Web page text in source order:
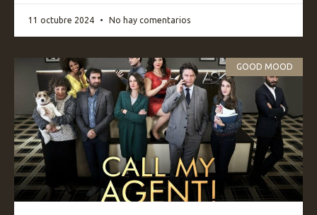
11 octubre 2024 No hay comentarios
GOOD MOOD